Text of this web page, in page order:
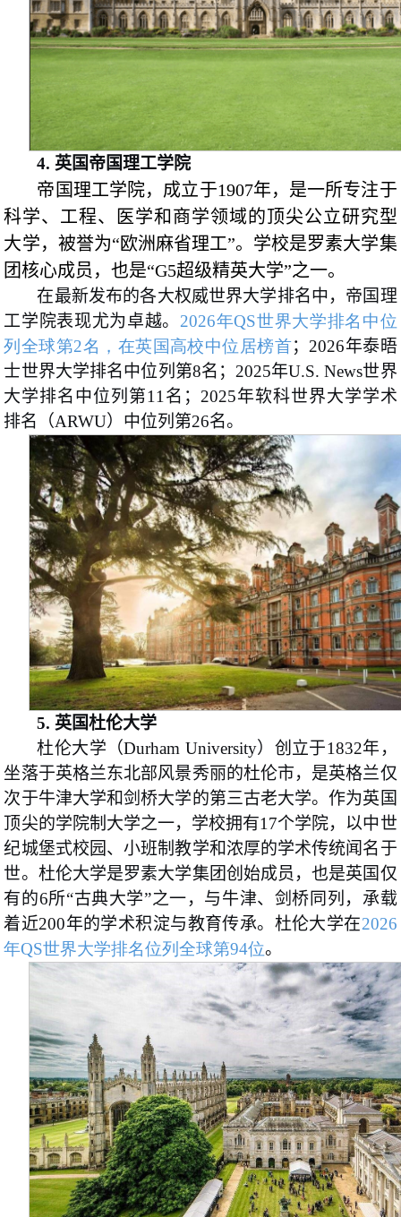
4.英国帝国理工学院
帝国理工学院，成立于1907年，是一所专注于
科学、工程、医学和商学领域的顶尖公立研究型
大学，被誉为“欧洲麻省理工”。学校是罗素大学集
团核心成员，也是“G5超级精英大学”之一。
在最新发布的各大权威世界大学排名中，帝国理
工学院表现尤为卓越。 2026年QS世界大学排名中位
列全球第2名，在英国高校中位居榜首；2026年泰晤
士世界大学排名中位列第8名；2025年U.S. News世界
大学排名中位列第11名；2025年软科世界大学学术
排名（ARWU）中位列第26名。
5. 英国杜伦大学
杜伦大学（Durham University）创立于1832年，
坐落于英格兰东北部风景秀丽的杜伦市，是英格兰仅
次于牛津大学和剑桥大学的第三古老大学。作为英国
顶尖的学院制大学之一，学校拥有17个学院，以中世
纪城堡式校园、小班制教学和浓厚的学术传统闻名于
世。杜伦大学是罗素大学集团创始成员，也是英国仅
有的6所“古典大学”之一，与牛津、剑桥同列，承载
着近200年的学术积淀与教育传承。杜伦大学在2026
年QS世界大学排名位列全球第94位。